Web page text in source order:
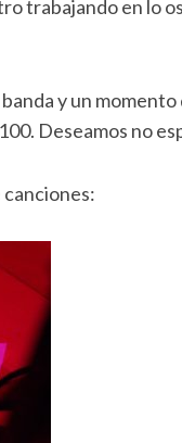
trabajando en lo
y un
Deseamos no